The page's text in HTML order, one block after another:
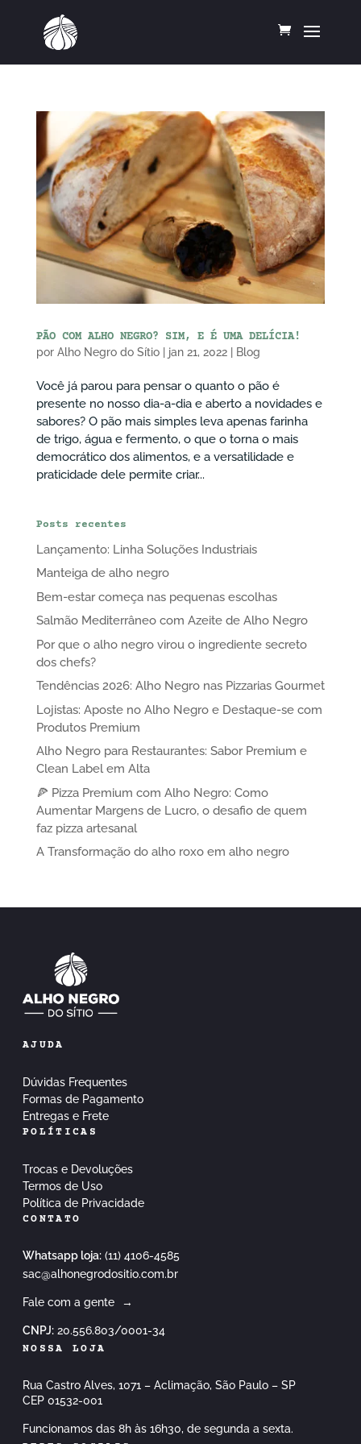
PÃO COM ALHO NEGRO? SIM, E É UMA DELÍCIA!
por Alho Negro do Sítio| jan 21, 2022| Blog
Você já parou para pensar o quanto o pão é
presente no nosso dia-a-dia e aberto a novidades e
sabores? O pão mais simples leva apenas farinha
de trigo, água e fermento, o que o torna o mais
democrático dos alimentos, e a versatilidade e
praticidade dele permite criar...
Posts recentes
Lançamento: Linha Soluções Industriais
Manteiga de alho negro
Bem-estar começa nas pequenas escolhas
Salmão Mediterrâneo com Azeite de Alho Negro
Por que o alho negro virou o ingrediente secreto
dos chefs?
Tendências 2026: Alho Negro nas Pizzarias Gourmet
Lojistas: Aposte no Alho Negro e Destaque-se com
Produtos Premium
Alho Negro para Restaurantes: Sabor Premium e
Clean Label em Alta
🍕 Pizza Premium com Alho Negro: Como
Aumentar Margens de Lucro, o desafio de quem
faz pizza artesanal
A Transformação do alho roxo em alho negro
AJUDA
Dúvidas Frequentes
Formas de Pagamento
Entregas e Frete
POLÍTICAS
Trocas e Devoluções
Termos de Uso
Política de Privacidade
CONTATO
Whatsapp loja: (11) 4106-4585
sac@alhonegrodositio.com.br
Fale com a gente →
CNPJ: 20.556.803/0001-34
NOSSA LOJA
Rua Castro Alves, 1071 – Aclimação, São Paulo – SP
CEP 01532-001
Funcionamos das 8h às 16h30, de segunda a sexta.